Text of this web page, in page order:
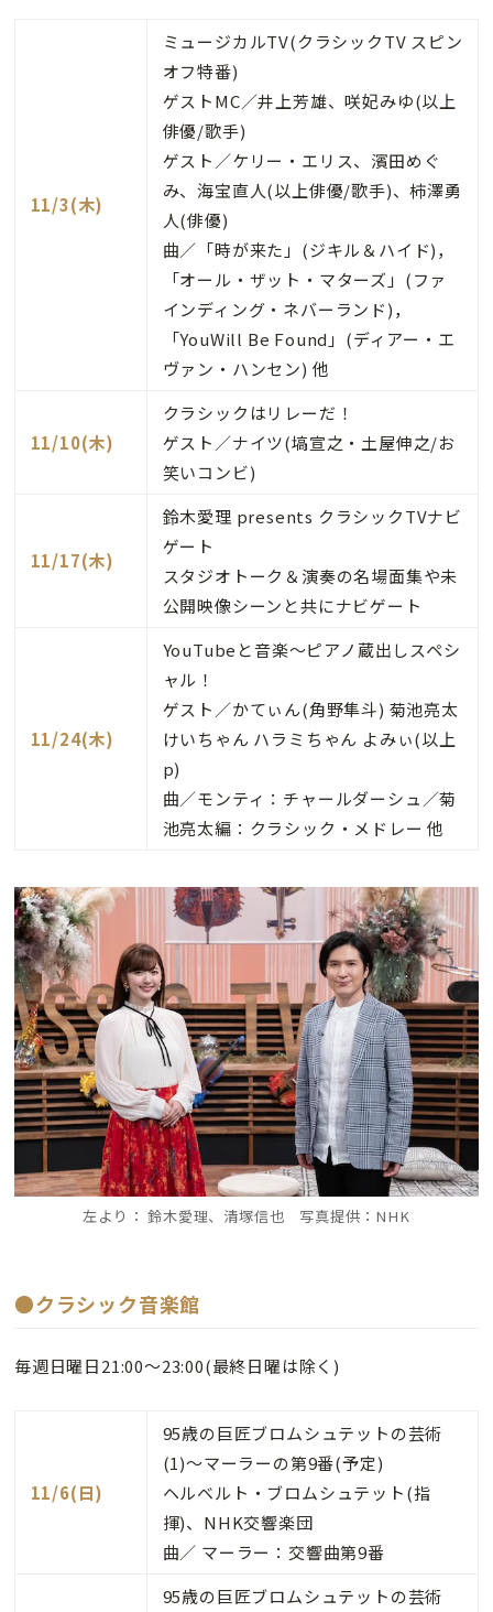
11/3(木)
ミュージカルTV(クラシックTV スピン
オフ特番)
ゲストMC／井上芳雄、咲妃みゆ(以上
俳優/歌手)
ゲスト／ケリー・エリス、濱田めぐ
み、海宝直人(以上俳優/歌手)、柿澤勇
人(俳優)
曲／「時が来た」(ジキル＆ハイド)，
「オール・ザット・マターズ」(ファ
インディング・ネバーランド)，
「YouWill Be Found」(ディアー・エ
ヴァン・ハンセン) 他
11/10(木)
クラシックはリレーだ！
ゲスト／ナイツ(塙宣之・土屋伸之/お
笑いコンビ)
11/17(木)
鈴木愛理 presents クラシックTVナビ
ゲート
スタジオトーク＆演奏の名場面集や未
公開映像シーンと共にナビゲート
11/24(木)
YouTubeと音楽～ピアノ蔵出しスペシ
ャル！
ゲスト／かてぃん(角野隼斗) 菊池亮太
けいちゃん ハラミちゃん よみぃ(以上
p)
曲／モンティ：チャールダーシュ／菊
池亮太編：クラシック・メドレー 他
左より： 鈴木愛理、清塚信也 写真提供：NHK
●クラシック音楽館
毎週日曜日21:00～23:00(最終日曜は除く)
11/6(日)
95歳の巨匠ブロムシュテットの芸術
(1)～マーラーの第9番(予定)
ヘルベルト・ブロムシュテット(指
揮)、NHK交響楽団
曲／ マーラー：交響曲第9番
95歳の巨匠ブロムシュテットの芸術